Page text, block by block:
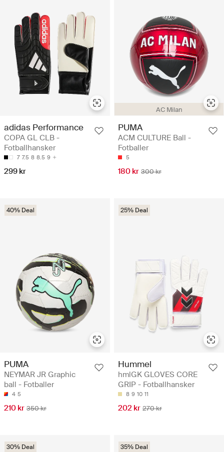
adidas Performance
COPA GL CLB -
Fotballhansker
7 7.5 8 8.5 9
299 kr
AC Milan
PUMA
ACM CULTURE Ball -
Fotballer
5
180 kr 300 kr
40% Deal
PUMA
NEYMAR JR Graphic
ball - Fotballer
4 5
210 kr 350 kr
25% Deal
Hummel
hmlGK GLOVES CORE
GRIP - Fotballhansker
8 9 10 11
202 kr 270 kr
30% Deal 35% Deal